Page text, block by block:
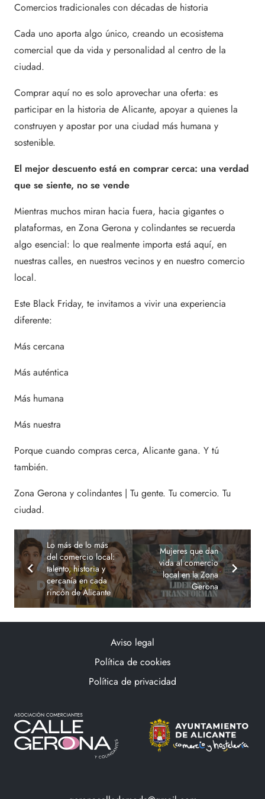
Comercios tradicionales con décadas de historia
Cada uno aporta algo único, creando un ecosistema
comercial que da vida y personalidad al centro de la
ciudad.
Comprar aquí no es solo aprovechar una oferta: es
participar en la historia de Alicante, apoyar a quienes la
construyen y apostar por una ciudad más humana y
sostenible.
El mejor descuento está en comprar cerca: una verdad
que se siente, no se vende
Mientras muchos miran hacia fuera, hacia gigantes o
plataformas, en Zona Gerona y colindantes se recuerda
algo esencial: lo que realmente importa está aquí, en
nuestras calles, en nuestros vecinos y en nuestro comercio
local.
Este Black Friday, te invitamos a vivir una experiencia
diferente:
Más cercana
Más auténtica
Más humana
Más nuestra
Porque cuando compras cerca, Alicante gana. Y tú
también.
Zona Gerona y colindantes | Tu gente. Tu comercio. Tu
ciudad.
Lo más de lo más
del comercio local:
talento, historia y
cercanía en cada
rincón de Alicante
Mujeres que dan
vida al comercio
local en la Zona
Gerona
Aviso legal
Política de cookies
Política de privacidad